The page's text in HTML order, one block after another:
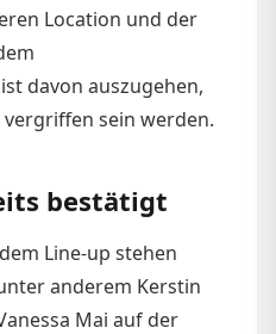
Location und der
davon auszugehen,
vergriffen sein werden.
bestätigt
Line-up stehen
anderem Kerstin
Mai auf der